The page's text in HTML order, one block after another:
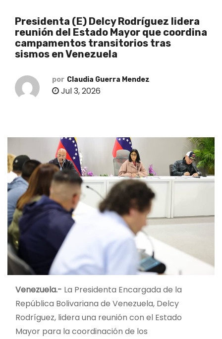
Presidenta (E) Delcy Rodríguez lidera
reunión del Estado Mayor que coordina
campamentos transitorios tras
sismos en Venezuela
por Claudia Guerra Mendez
Jul 3, 2026
Venezuela.- La Presidenta Encargada de la
República Bolivariana de Venezuela, Delcy
Rodríguez, lidera una reunión con el Estado
Mayor para la coordinación de los